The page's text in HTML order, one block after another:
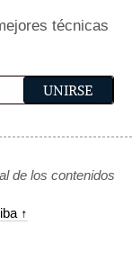
técnicas
de los contenidos
↑